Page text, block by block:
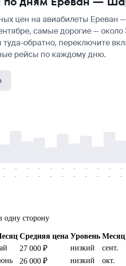
цен на авиабилеты Ереван
самые дорогие —
обратно, переключите
рейсы по каждому дню.
-
-
-
-
-
-
-
-
-
-
-
-
-
-
-
-
-
-
-
-
-
-
сторону
Средняя цена Уровень Месяц
27 000 ₽ низкий сент.
26 000 ₽ низкий окт.